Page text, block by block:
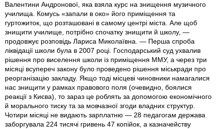
Валентини Андронової, яка взяла курс на знищення музичного
училища. Комусь «запали в око» його приміщення та
гуртожиток, що розташованi в самому центрі міста. Але щоб
знищити училище, потрібно спочатку знищити й школу, —
продовжує розповідь Лариса Миколаївна. — Перша спроба
ліквідації школи була в 2007 році. Господарський суд ухвалив
рішення про виселення школи із приміщення ММУ, а через три
місяці всупереч закону було проведено рішення міськради про
реорганізацію закладу. Якщо тоді місцеві чиновники намагалися
нас знищити у рамках правового поля (очевидно, боялися
реакції з Києва), то зараз це роблять за допомогою економічного
й морального тиску та за мовчазної згоди владних структур.
Чотири місяці не видають зарплатню — 28 педагогам держава
заборгувала 224 тисячі гривень 47 копійок, а казначейству